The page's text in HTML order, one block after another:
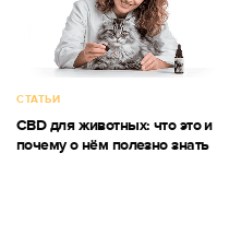
СТАТЬИ
CBD для животных: что это и
почему о нём полезно знать